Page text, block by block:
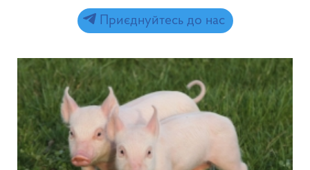
Приєднуйтесь до нас